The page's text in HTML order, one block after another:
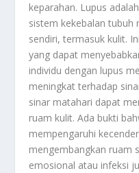
keparahan. Lupus
sistem kekebalan tubuh
sendiri, termasuk kulit.
yang dapat
individu dengan lupus
meningkat terhadap
sinar matahari dapat
ruam kulit. Ada bukti
mempengaruhi
mengembangkan ruam
emosional atau infeksi